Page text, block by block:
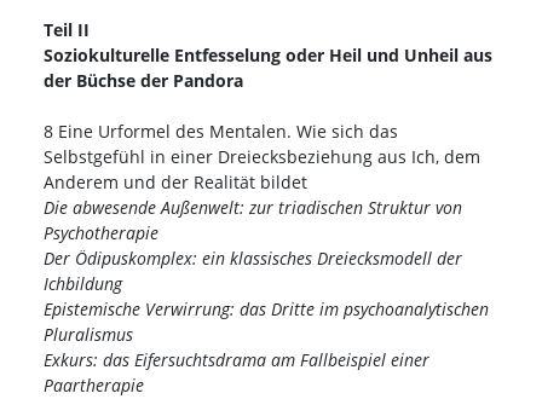
Teil II
Soziokulturelle Entfesselung oder Heil und Unheil aus
der Büchse der Pandora
8 Eine Urformel des Mentalen. Wie sich das
Selbstgefühl in einer Dreiecksbeziehung aus Ich, dem
Anderem und der Realität bildet
Die abwesende Außenwelt: zur triadischen Struktur von
Psychotherapie
Der Ödipuskomplex: ein klassisches Dreiecksmodell der
Ichbildung
Epistemische Verwirrung: das Dritte im psychoanalytischen
Pluralismus
Exkurs: das Eifersuchtsdrama am Fallbeispiel einer
Paartherapie